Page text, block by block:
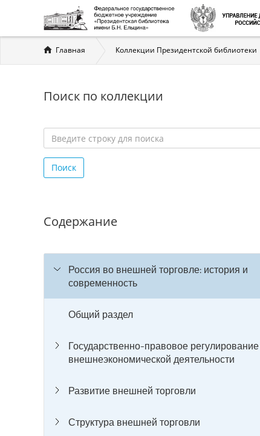
Вы
здесь
Главная Коллекции Президентской библиотеки
Поиск по коллекции
строку
для
Поиск
Содержание
Россия во внешней торговле: история и
современность
Общий раздел
Государственно-правовое регулирование
внешнеэкономической деятельности
Развитие внешней торговли
Структура внешней торговли